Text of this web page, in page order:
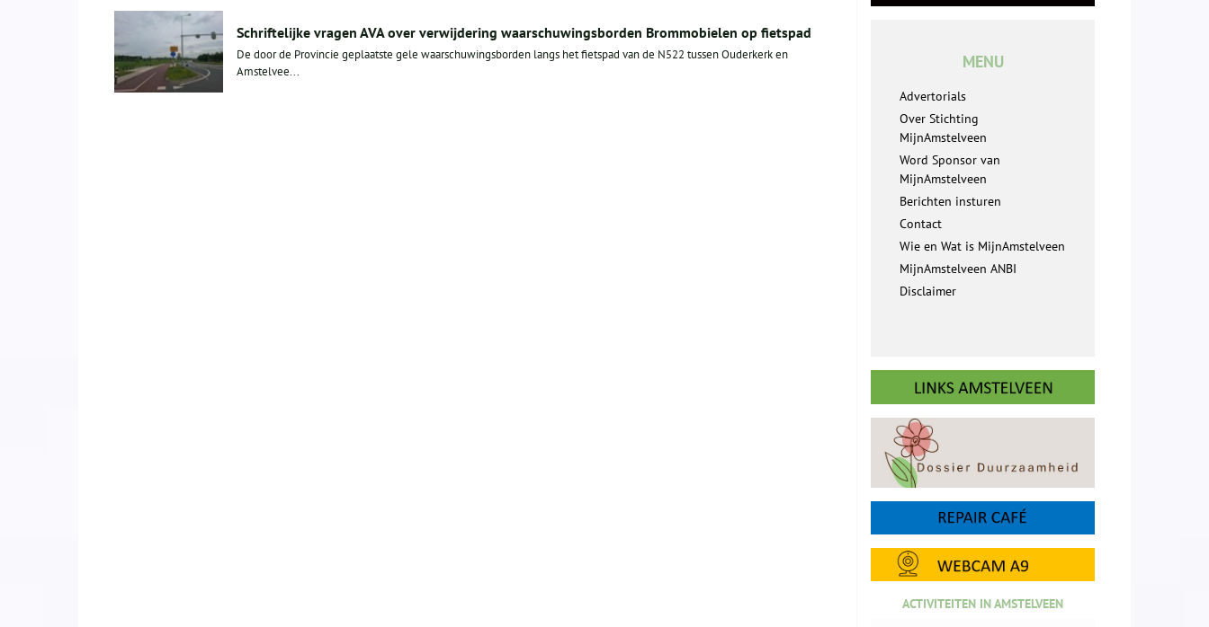
Schriftelijke vragen AVA over verwijdering waarschuwingsborden Brommobielen op fietspad
De door de Provincie geplaatste gele waarschuwingsborden langs het fietspad van de N522 tussen Ouderkerk en
Amstelvee...
MENU
Advertorials
Over Stichting
MijnAmstelveen
Word Sponsor van
MijnAmstelveen
Berichten insturen
Contact
Wie en Wat is MijnAmstelveen
MijnAmstelveen ANBI
Disclaimer
ACTIVITEITEN IN AMSTELVEEN